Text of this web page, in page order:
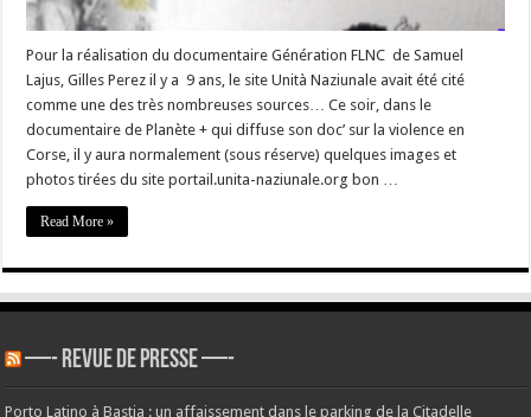
documentaire
Canal+
Pour la réalisation du documentaire Génération FLNC de Samuel
Lajus, Gilles Perez il y a 9 ans, le site Unità Naziunale avait été cité
comme une des très nombreuses sources… Ce soir, dans le
documentaire de Planète + qui diffuse son doc’ sur la violence en
Corse, il y aura normalement (sous réserve) quelques images et
photos tirées du site portail.unita-naziunale.org bon …
Read More »
—- REVUE DE PRESSE —-
Porto Latino à Bastia : un affaissement dans le parking de la Citadelle